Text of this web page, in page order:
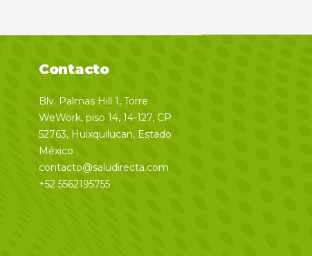
Contacto
Blv. Palmas Hill 1, Torre
WeWork, piso 14, 14-127, CP
52763, Huixquilucan, Estado
México
contacto@saludirecta.com
+52 5562195755